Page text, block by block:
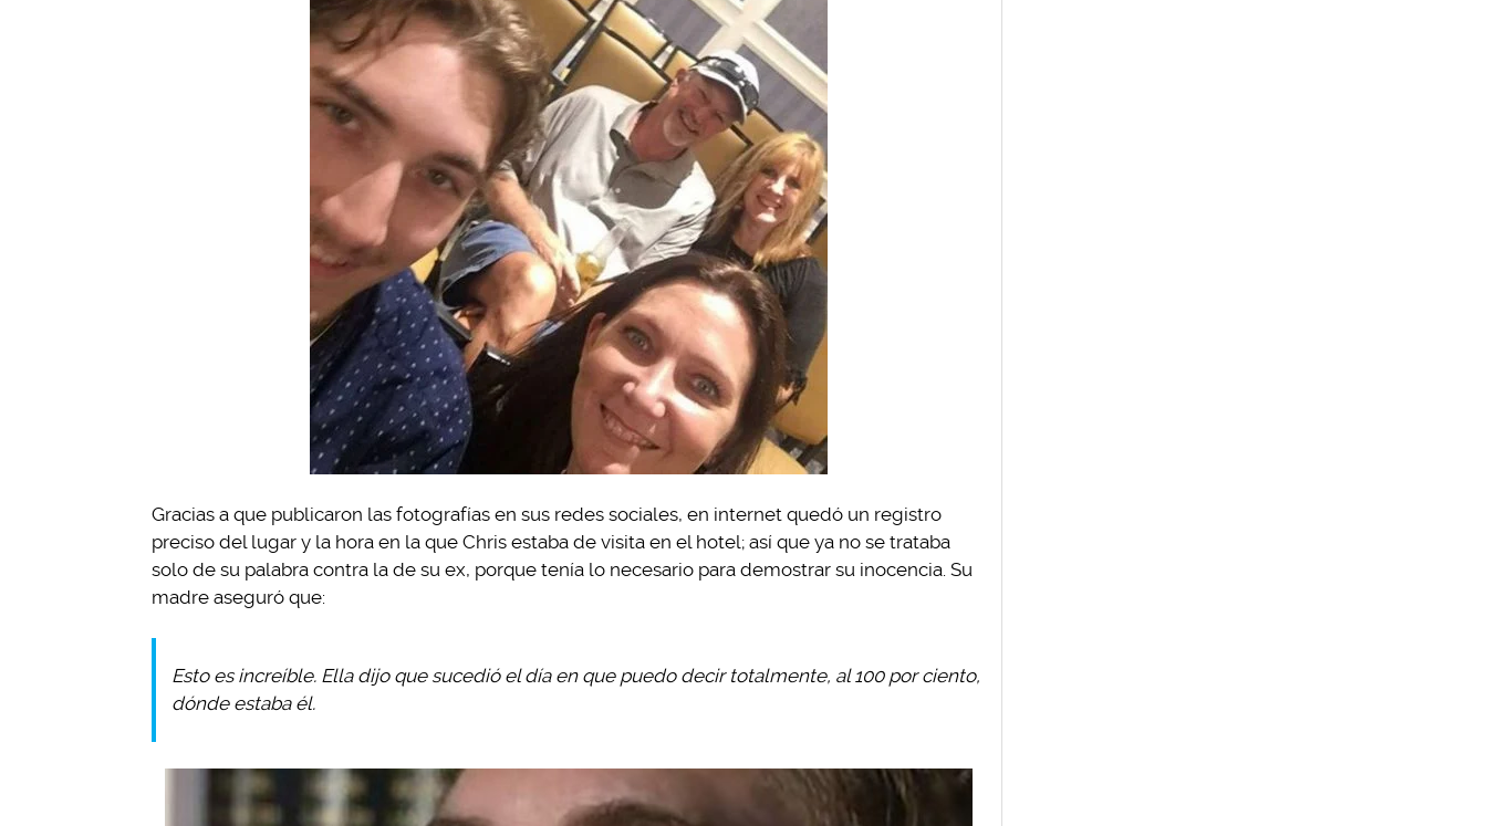
Gracias a que publicaron las fotografías en sus redes sociales, en internet quedó un registro
preciso del lugar y la hora en la que Chris estaba de visita en el hotel; así que ya no se trataba
solo de su palabra contra la de su ex, porque tenía lo necesario para demostrar su inocencia. Su
madre aseguró que:
Esto es increíble. Ella dijo que sucedió el día en que puedo decir totalmente, al 100 por ciento,
dónde estaba él.